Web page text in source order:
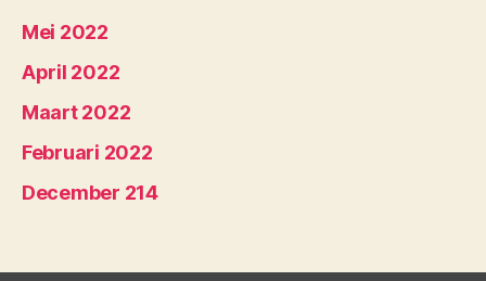
Mei 2022
April 2022
Maart 2022
Februari 2022
December 214